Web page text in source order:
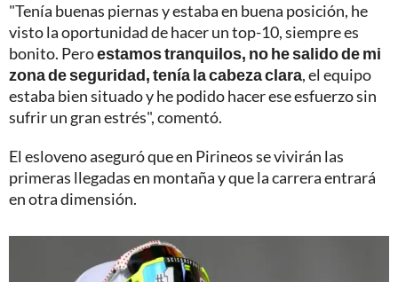
"Tenía buenas piernas y estaba en buena posición, he
visto la oportunidad de hacer un top-10, siempre es
bonito. Peroestamos tranquilos, no he salido de mi
zona de seguridad, tenía la cabeza clara, el equipo
estaba bien situado y he podido hacer ese esfuerzo sin
sufrir un gran estrés", comentó.
El esloveno aseguró que en Pirineos se vivirán las
primeras llegadas en montaña y que la carrera entrará
en otra dimensión.